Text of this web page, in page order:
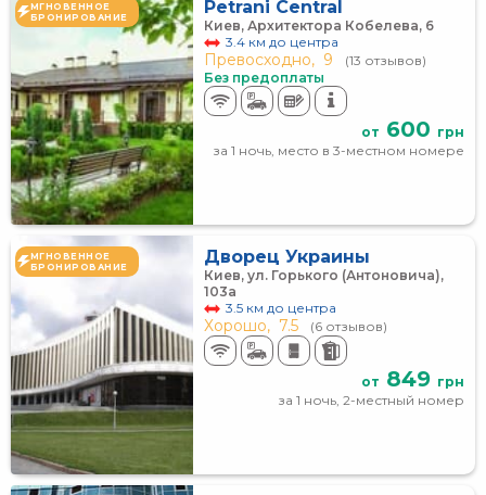
МГНОВЕННОЕ
БРОНИРОВАНИЕ
Petrani Central
Киев, Архитектора Кобелева, 6
3.4 км до центра
Превосходно, 9
(13 отзывов)
Без предоплаты
от 600 грн
за 1 ночь, место в 3-местном номере
МГНОВЕННОЕ
БРОНИРОВАНИЕ
Дворец Украины
Киев, ул. Горького (Антоновича),
103а
3.5 км до центра
Хорошо, 7.5 (6 отзывов)
от 849 грн
за 1 ночь, 2-местный номер